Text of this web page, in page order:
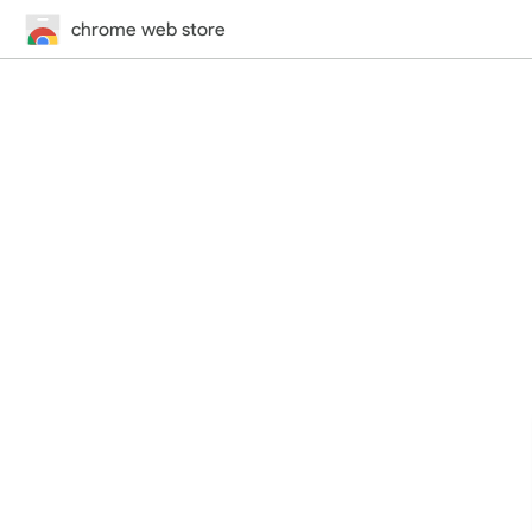
chrome web store